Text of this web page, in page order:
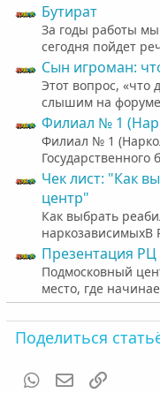
Бутират
За годы работы
сегодня пойдет
Cын игроман:
Этот вопрос, «что
слышим на
Филиал № 1
Филиал № 1
Государственного
Чек лист: "Как
центр"
Как выбрать
наркозависимыхВ
Презентация
Подмосковный
место, где
Поделиться
WhatsApp